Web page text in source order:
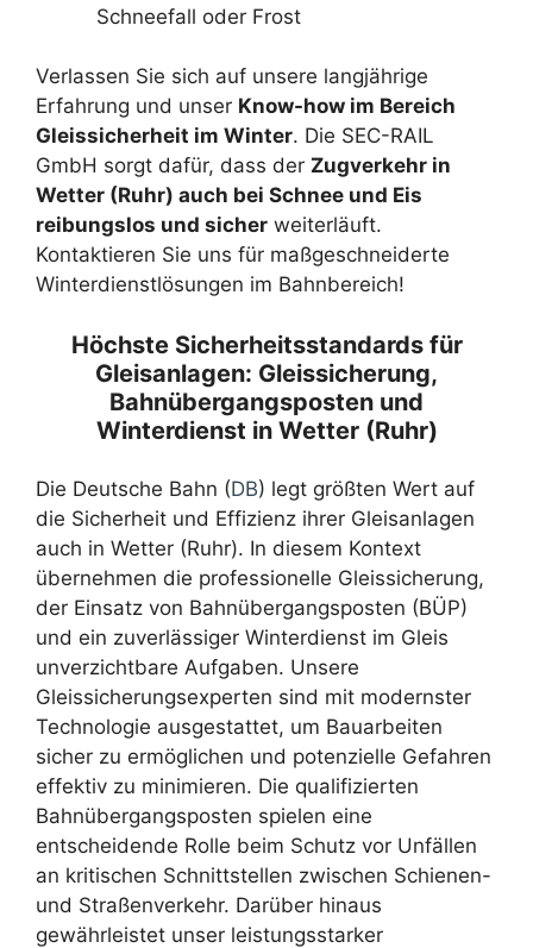
Schneefall oder Frost
Verlassen Sie sich auf unsere langjährige
Erfahrung und unser Know-how im Bereich
Gleissicherheit im Winter. Die SEC-RAIL
GmbH sorgt dafür, dass der Zugverkehr in
Wetter (Ruhr) auch bei Schnee und Eis
reibungslos und sicher weiterläuft.
Kontaktieren Sie uns für maßgeschneiderte
Winterdienstlösungen im Bahnbereich!
Höchste Sicherheitsstandards für
Gleisanlagen: Gleissicherung,
Bahnübergangsposten und
Winterdienst in Wetter (Ruhr)
Die Deutsche Bahn (DB) legt größten Wert auf
die Sicherheit und Effizienz ihrer Gleisanlagen
auch in Wetter (Ruhr). In diesem Kontext
übernehmen die professionelle Gleissicherung,
der Einsatz von Bahnübergangsposten (BÜP)
und ein zuverlässiger Winterdienst im Gleis
unverzichtbare Aufgaben. Unsere
Gleissicherungsexperten sind mit modernster
Technologie ausgestattet, um Bauarbeiten
sicher zu ermöglichen und potenzielle Gefahren
effektiv zu minimieren. Die qualifizierten
Bahnübergangsposten spielen eine
entscheidende Rolle beim Schutz vor Unfällen
an kritischen Schnittstellen zwischen Schienen-
und Straßenverkehr. Darüber hinaus
gewährleistet unser leistungsstarker